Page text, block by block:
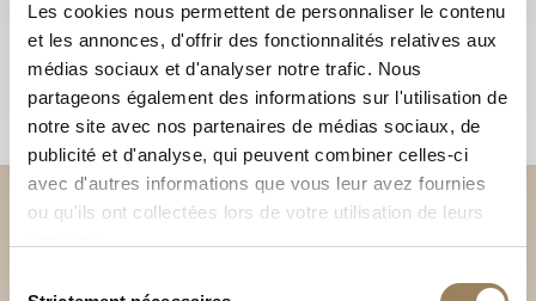
Les cookies nous permettent de personnaliser le contenu
et les annonces, d'offrir des fonctionnalités relatives aux
médias sociaux et d'analyser notre trafic. Nous
partageons également des informations sur l'utilisation de
notre site avec nos partenaires de médias sociaux, de
publicité et d'analyse, qui peuvent combiner celles-ci
avec d'autres informations que vous leur avez fournies
ou qu'ils ont collectées lors de votre utilisation de leurs
Découvrez nos collections
en Boutique